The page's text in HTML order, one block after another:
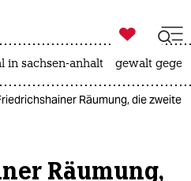
ich

taz zahl ich
in sachsen-anhalt gewalt
Räumung, die zweite
Räumung,